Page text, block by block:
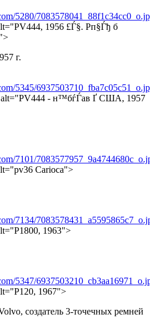
5280/
1956 £Ѓ§. Рп§Ѓђ б
г.
5345/
- н™бѓЃав Ґ США, 1957
7101/
Carioca">
7134/
1963">
5347/
1967">
создатель 3-точечных ремней